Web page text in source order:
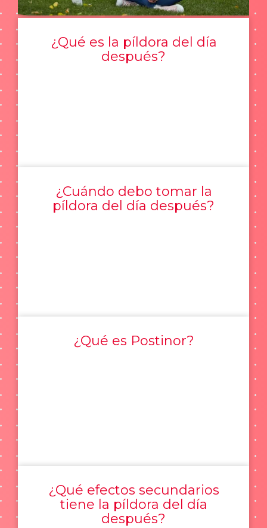
¿Qué es la píldora del día
después?
¿Cuándo debo tomar la
píldora del día después?
¿Qué es Postinor?
¿Qué efectos secundarios
tiene la píldora del día
después?